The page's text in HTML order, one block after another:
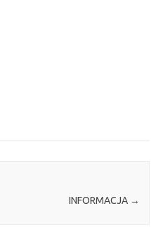
INFORMACJA →